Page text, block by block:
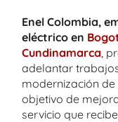
Enel Colombia,
eléctrico en
Cundinamarca ,
adelantar
modernización
objetivo de
servicio que